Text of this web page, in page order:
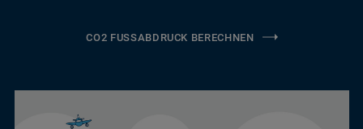
CO2 FUSSABDRUCK BERECHNEN